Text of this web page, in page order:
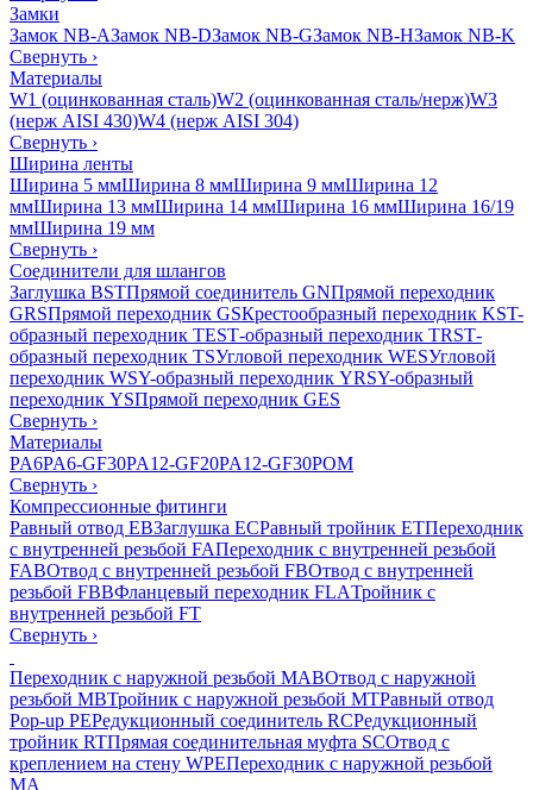
Замки
Замок NB-AЗамок NB-DЗамок NB-GЗамок NB-HЗамок NB-K
Свернуть ›
Материалы
W1 (оцинкованная сталь)W2 (оцинкованная сталь/нерж)W3
(нерж AISI 430)W4 (нерж AISI 304)
Свернуть ›
Ширина ленты
Ширина 5 ммШирина 8 ммШирина 9 ммШирина 12
ммШирина 13 ммШирина 14 ммШирина 16 ммШирина 16/19
ммШирина 19 мм
Свернуть ›
Соединители для шлангов
Заглушка BSTПрямой соединитель GNПрямой переходник
GRSПрямой переходник GSКрестообразный переходник KST-
образный переходник TESТ-образный переходник TRSТ-
образный переходник TSУгловой переходник WESУгловой
переходник WSY-образный переходник YRSY-образный
переходник YSПрямой переходник GES
Свернуть ›
Материалы
PA6PA6-GF30PA12-GF20PA12-GF30POM
Свернуть ›
Компрессионные фитинги
Равный отвод EBЗаглушка ECРавный тройник ETПереходник
с внутренней резьбой FAПереходник с внутренней резьбой
FABОтвод с внутренней резьбой FBОтвод с внутренней
резьбой FBBФланцевый переходник FLAТройник с
внутренней резьбой FT
Свернуть ›
Переходник с наружной резьбой MABОтвод с наружной
резьбой MBТройник с наружной резьбой MTРавный отвод
Pop-up PEРедукционный соединитель RCРедукционный
тройник RTПрямая соединительная муфта SCОтвод с
креплением на стену WPEПереходник с наружной резьбой
MA